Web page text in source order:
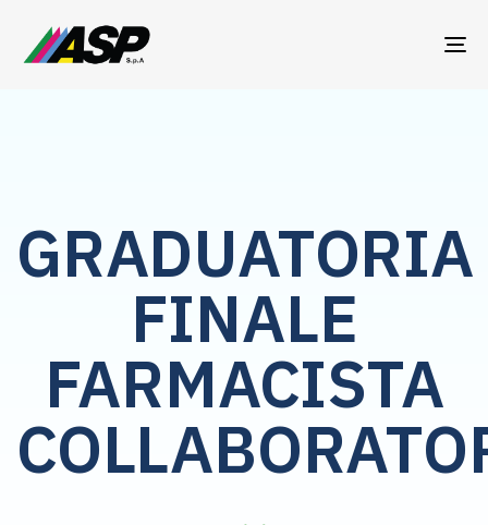
GRADUATORIA
FINALE
FARMACISTA